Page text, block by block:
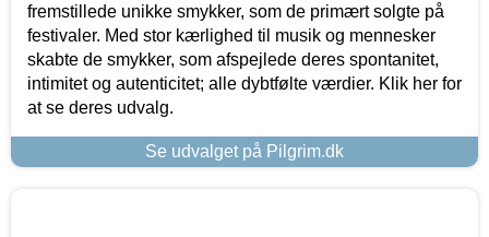
fremstillede unikke smykker, som de primært solgte på
festivaler. Med stor kærlighed til musik og mennesker
skabte de smykker, som afspejlede deres spontanitet,
intimitet og autenticitet; alle dybtfølte værdier. Klik her for
at se deres udvalg.
Se udvalget på Pilgrim.dk